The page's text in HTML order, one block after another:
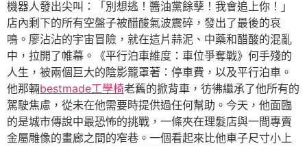
機器人發出尖叫：「別想逃！醬油黨餘孽！我會追上你！」
店內剩下的所有空盤子被醋酸氣波震碎，發出了最後的哀
鳴。廖沾沾的宇宙冒險，就在這片蒜泥、中藥和醋酸的混亂
中，拉開了帷幕。《平行泊車維度：車位爭奪戰》何手殘的
人生，被兩個巨大的陰影籠罩著：停車費，以及平行泊車。
他那輛bestmade工學椅老舊的掀背車，彷彿繼承了他所有的
駕駛焦慮，從未在他需要時提供過任何幫助。今天，他面臨
的是城市傳說中最恐怖的挑戰，一條夾在理髮店與一間專賣
金屬雕像的畫廊之間的窄巷。一個看起來比他車子尺寸小上